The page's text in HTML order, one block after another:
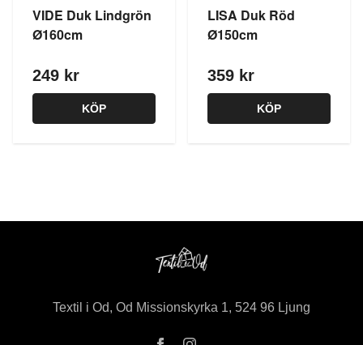
VIDE Duk Lindgrön
Ø160cm
249 kr
KÖP
LISA Duk Röd
Ø150cm
359 kr
KÖP
Textil i Od, Od Missionskyrka 1, 524 96 Ljung